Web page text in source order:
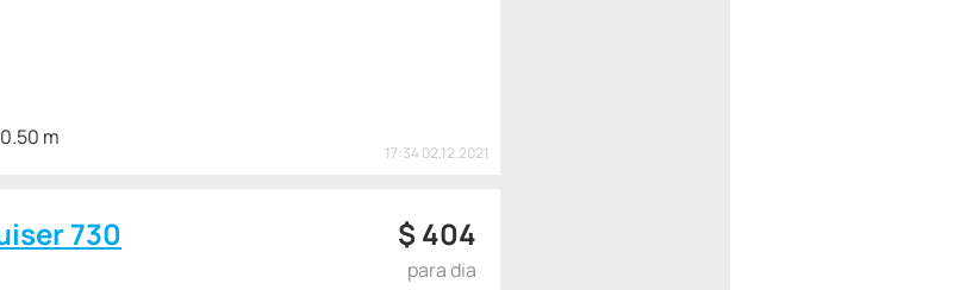
m
17:34 02.12.2021
730 $ 404
para dia